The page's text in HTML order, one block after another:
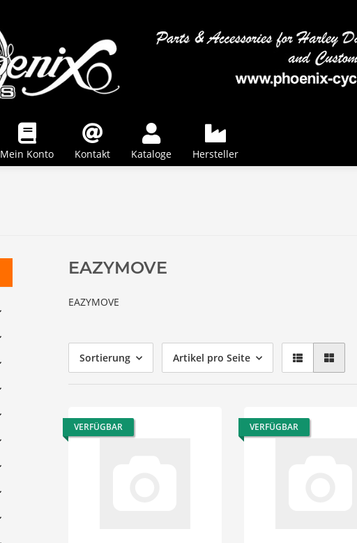
Mein Konto Kontakt Kataloge Hersteller
EAZYMOVE
EAZYMOVE
Sortierung Artikel pro Seite
VERFÜGBAR VERFÜGBAR